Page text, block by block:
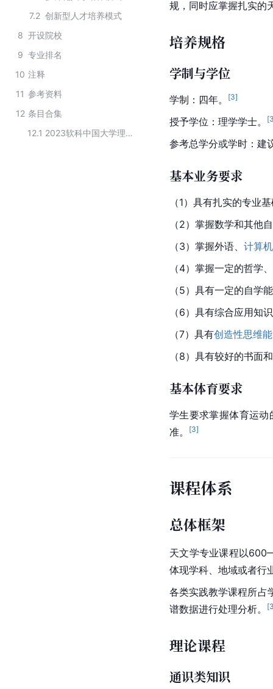
7.2 创新型人才培养模式
8 开设院校
9 专业排名
10 注释
11 参考资料
12 条目合集
12.1
2023软科中国大学理学专业本科分类
规，同时应掌握扎实的
培养规格
学制与学位
学制：四年。 [3]
授予学位：理学学士。 [
参考总学分或学时：
基本业务要求
（1）具有扎实的专业
（2）掌握数学和其他
（3）掌握外语、 计算机
（4）掌握一定的哲学、
（5）具有一定的自学
（6）具有综合应用知
（7）具有创造性思维
（8）具有较好的书面
基本体育要求
学生要求掌握体育运
准。
[3]
课程体系
总体框架
天文学专业课程以
体现学科、地域或者行
各类实践教学课程所占
谱数据进行处理分析。
[
理论课程
通识类知识